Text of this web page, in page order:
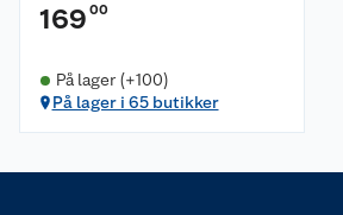
169 00
På lager (+100)
På lager i 65 butikker